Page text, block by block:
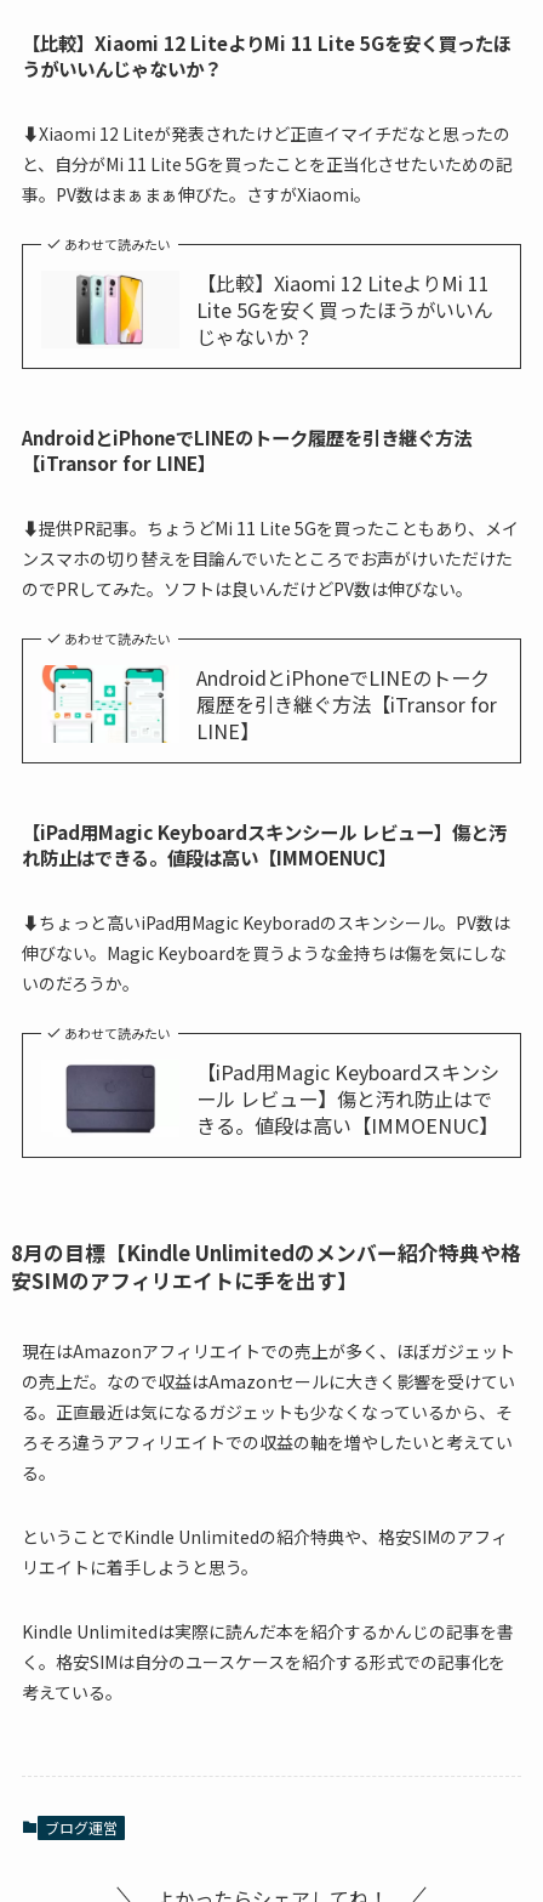
【比較】Xiaomi 12 LiteよりMi 11 Lite 5Gを安く買ったほ
うがいいんじゃないか？
⬇Xiaomi 12 Liteが発表されたけど正直イマイチだなと思ったの
と、自分がMi 11 Lite 5Gを買ったことを正当化させたいための記
事。PV数はまぁまぁ伸びた。さすがXiaomi。
あわせて読みたい
【比較】Xiaomi 12 LiteよりMi 11
Lite 5Gを安く買ったほうがいいん
じゃないか？
AndroidとiPhoneでLINEのトーク履歴を引き継ぐ方法
【iTransor for LINE】
⬇提供PR記事。ちょうどMi 11 Lite 5Gを買ったこともあり、メイ
ンスマホの切り替えを目論んでいたところでお声がけいただけた
のでPRしてみた。ソフトは良いんだけどPV数は伸びない。
あわせて読みたい
AndroidとiPhoneでLINEのトーク
履歴を引き継ぐ方法【iTransor for
LINE】
【iPad用Magic Keyboardスキンシール レビュー】傷と汚
れ防止はできる。値段は高い【IMMOENUC】
⬇ちょっと高いiPad用Magic Keyboradのスキンシール。PV数は
伸びない。Magic Keyboardを買うような金持ちは傷を気にしな
いのだろうか。
あわせて読みたい
【iPad用Magic Keyboardスキンシ
ール レビュー】傷と汚れ防止はで
きる。値段は高い【IMMOENUC】
8月の目標【Kindle Unlimitedのメンバー紹介特典や格
安SIMのアフィリエイトに手を出す】
現在はAmazonアフィリエイトでの売上が多く、ほぼガジェット
の売上だ。なので収益はAmazonセールに大きく影響を受けてい
る。正直最近は気になるガジェットも少なくなっているから、そ
ろそろ違うアフィリエイトでの収益の軸を増やしたいと考えてい
る。
ということでKindle Unlimitedの紹介特典や、格安SIMのアフィ
リエイトに着手しようと思う。
Kindle Unlimitedは実際に読んだ本を紹介するかんじの記事を書
く。格安SIMは自分のユースケースを紹介する形式での記事化を
考えている。
ブログ運営